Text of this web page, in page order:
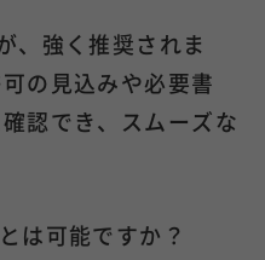
、強く推奨されま
の見込みや必要書
認でき、スムーズな
は可能ですか？